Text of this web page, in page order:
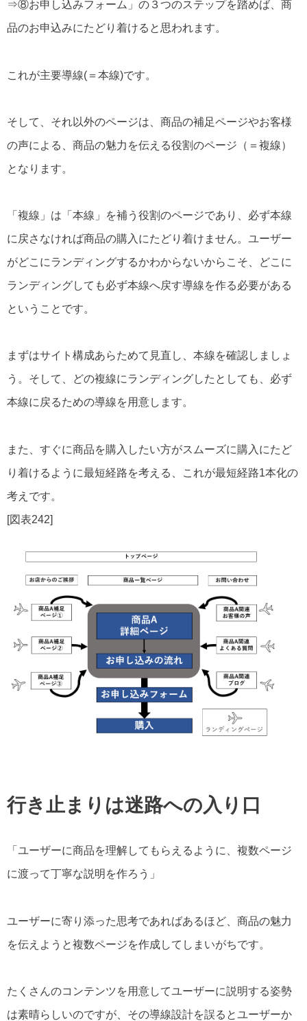
⇒⑧お申し込みフォーム」の３つのステップを踏めば、商
品のお申込みにたどり着けると思われます。
これが主要導線(＝本線)です。
そして、それ以外のページは、商品の補足ページやお客様
の声による、商品の魅力を伝える役割のページ（＝複線）
となります。
「複線」は「本線」を補う役割のページであり、必ず本線
に戻さなければ商品の購入にたどり着けません。ユーザー
がどこにランディングするかわからないからこそ、どこに
ランディングしても必ず本線へ戻す導線を作る必要がある
ということです。
まずはサイト構成あらためて見直し、本線を確認しましょ
う。そして、どの複線にランディングしたとしても、必ず
本線に戻るための導線を用意します。
また、すぐに商品を購入したい方がスムーズに購入にたど
り着けるように最短経路を考える、これが最短経路1本化の
考えです。
[図表242]
行き止まりは迷路への入り口
「ユーザーに商品を理解してもらえるように、複数ページ
に渡って丁寧な説明を作ろう」
ユーザーに寄り添った思考であればあるほど、商品の魅力
を伝えようと複数ページを作成してしまいがちです。
たくさんのコンテンツを用意してユーザーに説明する姿勢
は素晴らしいのですが、その導線設計を誤るとユーザーか